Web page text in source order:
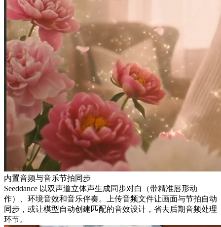
内置音频与音乐节拍同步
Seeddance 以双声道立体声生成同步对白（带精准唇形动
作）、环境音效和音乐伴奏。上传音频文件让画面与节拍自动
同步，或让模型自动创建匹配的音效设计，省去后期音频处理
环节。